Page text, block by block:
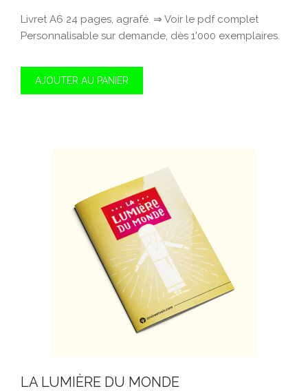
Livret A6 24 pages, agrafé. ⇒ Voir le pdf complet
Personnalisable sur demande, dès 1'000 exemplaires.
AJOUTER AU PANIER
LA LUMIÈRE DU MONDE